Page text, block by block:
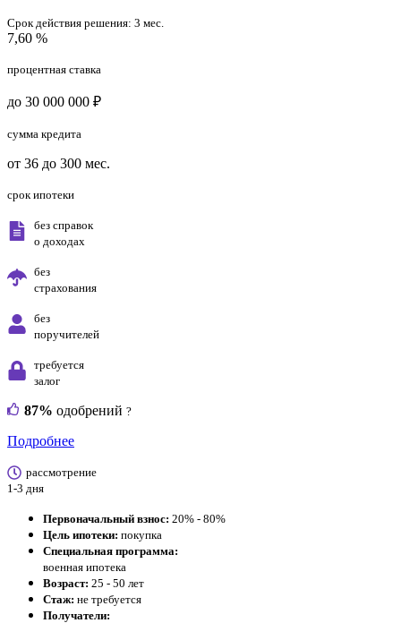
Срок действия решения: 3 мес.
7,60 %
процентная ставка
до 30 000 000 ₽
сумма кредита
от 36 до 300 мес.
срок ипотеки
без справок
о доходах
без
страхования
без
поручителей
требуется
залог
87% одобрений ?
Подробнее
рассмотрение
1-3 дня
Первоначальный взнос: 20% - 80%
Цель ипотеки: покупка
Специальная программа:
военная ипотека
Возраст: 25 - 50 лет
Стаж: не требуется
Получатели: